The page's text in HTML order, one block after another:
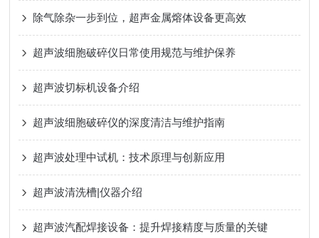
除气除杂一步到位，超声金属熔体设备更高效
超声波细胞破碎仪日常使用规范与维护保养
超声波切标机设备介绍
超声波细胞破碎仪的深度清洁与维护指南
超声波处理中试机：技术原理与创新应用
超声波清洗槽|仪器介绍
超声波汽配焊接设备：提升焊接精度与质量的关键